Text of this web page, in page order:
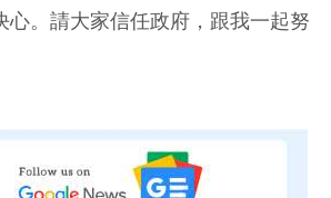
。請大家信任政府，跟我一起努